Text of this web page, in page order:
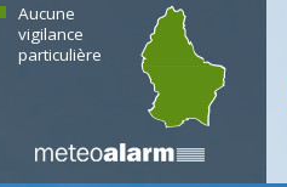
Aucune
vigilance
particulière